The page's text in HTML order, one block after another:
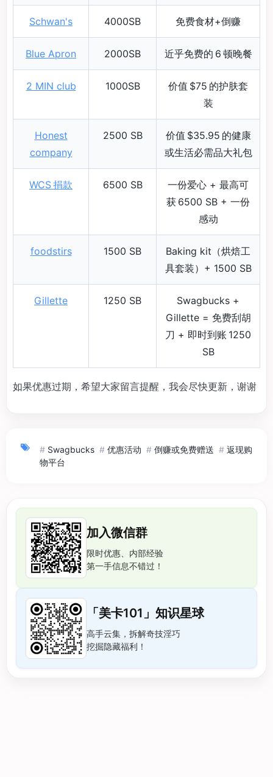
Schwan's 4000SB 免费食材+倒赚
Blue Apron 2000SB 近乎免费的 6 顿晚餐
2 MIN club 1000SB
价值 $75 的护肤套
装
Honest
company
2500 SB
价值 $35.95 的健康
或生活必需品大礼包
WCS 捐款 6500 SB
一份爱心 + 最高可
获 6500 SB + 一份
感动
foodstirs 1500 SB
Baking kit（烘焙工
具套装）+ 1500 SB
Gillette 1250 SB
Swagbucks +
Gillette = 免费刮胡
刀 + 即时到账 1250
SB
如果优惠过期，希望大家留言提醒，我会尽快更新，谢谢
# Swagbucks # 优惠活动 # 倒赚或免费赠送 # 返现购
物平台
加入微信群
限时优惠、内部经验
第一手信息不错过！
「美卡101」知识星球
高手云集，拆解奇技淫巧
挖掘隐藏福利！